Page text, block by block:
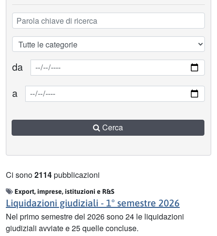
da
a
Cerca
Ci sono2114pubblicazioni
Export, imprese, istituzioni e R&S
Liquidazioni giudiziali - 1° semestre 2026
Nel primo semestre del 2026 sono 24 le liquidazioni
giudiziali avviate e 25 quelle concluse.